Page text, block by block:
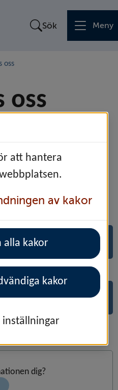
att hantera
av kakor
alla kakor
kakor
inställningar
Sök Meny
oss
oss
arbetar
har ett jobb som gör
när inget händer, då
du bli en i gänget?
samhälle, anställ en
du bor?
och varierat
dig?